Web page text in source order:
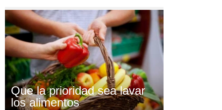
Que la prioridad sea lavar
los alimentos